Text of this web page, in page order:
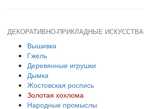
ДЕКОРАТИВНО-ПРИКЛАДНЫЕ ИСКУССТВА
Вышивка
Гжель
Деревянные игрушки
Дымка
Жостовская роспись
Золотая хохлома
Народные промыслы